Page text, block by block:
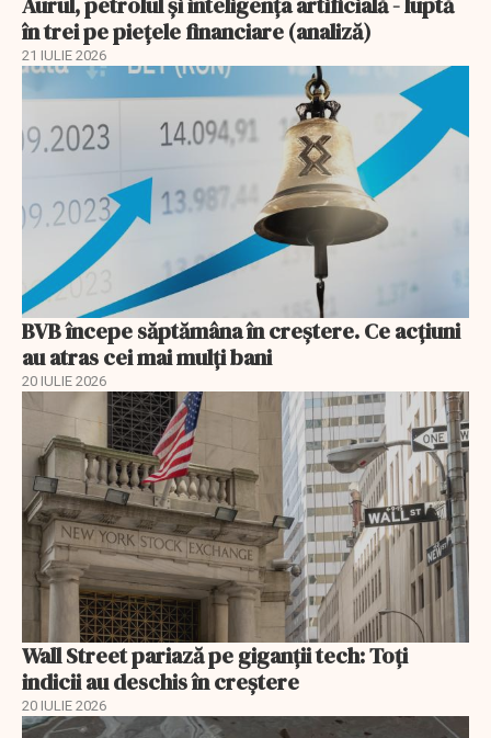
în trei pe piețele financiare (analiză)
21 IULIE 2026
BVB începe săptămâna în creștere. Ce acțiuni
au atras cei mai mulți bani
20 IULIE 2026
Wall Street pariază pe giganții tech: Toți
indicii au deschis în creștere
20 IULIE 2026